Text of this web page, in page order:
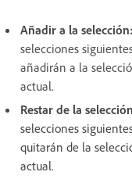
Añadir a la selección:
selecciones
añadirán a la
actual.
Restar de la selección
selecciones
quitarán de la
actual.